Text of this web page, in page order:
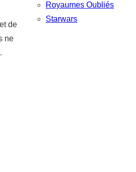
de
ne
Royaumes Oubliés
Starwars